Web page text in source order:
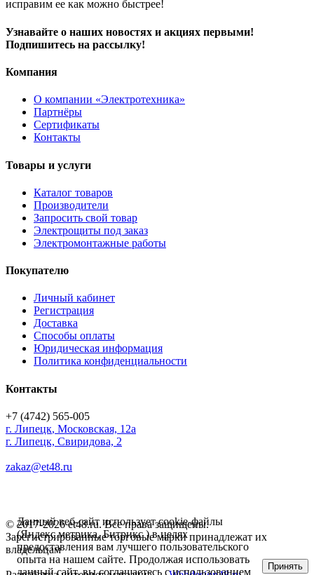
исправим ее как можно быстрее!
Узнавайте о наших новостях и акциях первыми!
Подпишитесь на рассылку!
Компания
О компании «Электротехника»
Партнёры
Сертификаты
Контакты
Товары и услуги
Каталог товаров
Производители
Запросить свой товар
Электрощиты под заказ
Электромонтажные работы
Покупателю
Личный кабинет
Регистрация
Доставка
Способы оплаты
Юридическая информация
Политика конфиденциальности
Контакты
+7 (4742) 565-005
г. Липецк, Московская, 12а
г. Липецк, Свиридова, 2
zakaz@et48.ru
© 2017-2026 et48.ru. Все права защищены.
Зарегистрированные торговые марки принадлежат их
владельцам
Данный веб-сайт использует cookie-файлы
(Яндекс метрика, Битрикс ) в целях
предоставления вам лучшего пользовательского
опыта на нашем сайте. Продолжая использовать
данный сайт, вы соглашаетесь с использованием
Принять